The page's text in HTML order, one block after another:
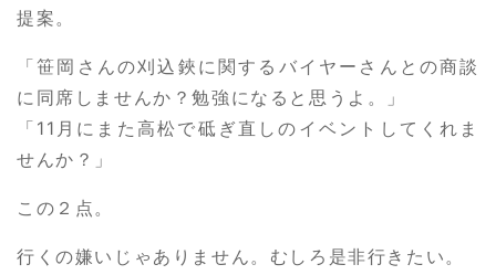
提案。
「笹岡さんの刈込鋏に関するバイヤーさんとの商談
に同席しませんか？勉強になると思うよ。」
「11月にまた高松で砥ぎ直しのイベントしてくれま
せんか？」
この２点。
行くの嫌いじゃありません。むしろ是非行きたい。